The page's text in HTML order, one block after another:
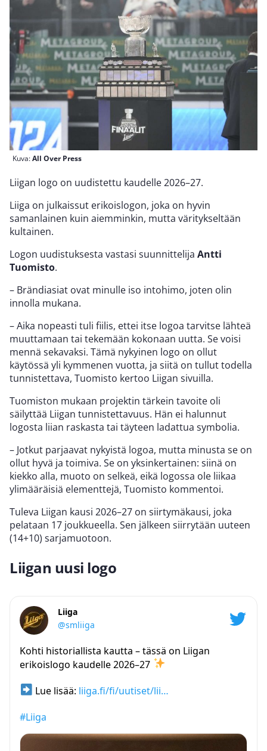
Kuva:All Over Press
Liigan logo on uudistettu kaudelle 2026–27.
Liiga on julkaissut erikoislogon, joka on hyvin
samanlainen kuin aiemminkin, mutta väritykseltään
kultainen.
Logon uudistuksesta vastasi suunnittelija Antti
Tuomisto.
– Brändiasiat ovat minulle iso intohimo, joten olin
innolla mukana.
– Aika nopeasti tuli fiilis, ettei itse logoa tarvitse lähteä
muuttamaan tai tekemään kokonaan uutta. Se voisi
mennä sekavaksi. Tämä nykyinen logo on ollut
käytössä yli kymmenen vuotta, ja siitä on tullut todella
tunnistettava, Tuomisto kertoo Liigan sivuilla.
Tuomiston mukaan projektin tärkein tavoite oli
säilyttää Liigan tunnistettavuus. Hän ei halunnut
logosta liian raskasta tai täyteen ladattua symbolia.
– Jotkut parjaavat nykyistä logoa, mutta minusta se on
ollut hyvä ja toimiva. Se on yksinkertainen: siinä on
kiekko alla, muoto on selkeä, eikä logossa ole liikaa
ylimääräisiä elementtejä, Tuomisto kommentoi.
Tuleva Liigan kausi 2026–27 on siirtymäkausi, joka
pelataan 17 joukkueella. Sen jälkeen siirrytään uuteen
(14+10) sarjamuotoon.
Liigan uusi logo
Liiga
@smliiga
Kohti historiallista kautta – tässä on Liigan
erikoislogo kaudelle 2026–27
Lue lisää: liiga.fi/fi/uutiset/lii…
#Liiga